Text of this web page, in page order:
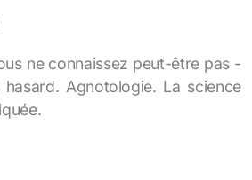
ne connaissez peut-être pas -
Agnotologie. La science